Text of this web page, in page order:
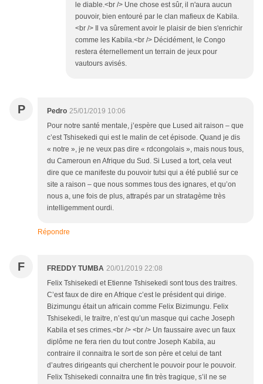
le diable.<br /> Une chose est sûr, il n'aura aucun
pouvoir, bien entouré par le clan mafieux de Kabila.
<br /> Il va sûrement avoir le plaisir de bien s'enrichir
comme les Kabila.<br /> Décidément, le Congo
restera éternellement un terrain de jeux pour
vautours avisés.
P Pedro 25/01/2019 10:06
Pour notre santé mentale, j’espère que Lused ait raison – que
c’est Tshisekedi qui est le malin de cet épisode. Quand je dis
« notre », je ne veux pas dire « rdcongolais », mais nous tous,
du Cameroun en Afrique du Sud. Si Lused a tort, cela veut
dire que ce manifeste du pouvoir tutsi qui a été publié sur ce
site a raison – que nous sommes tous des ignares, et qu’on
nous a, une fois de plus, attrapés par un stratagème très
intelligemment ourdi.
Répondre
F FREDDY TUMBA 20/01/2019 22:08
Felix Tshisekedi et Etienne Tshisekedi sont tous des traitres.
C’est faux de dire en Afrique c’est le président qui dirige.
Bizimungu était un africain comme Felix Bizimungu. Felix
Tshisekedi, le traitre, n’est qu’un masque qui cache Joseph
Kabila et ses crimes.<br /> <br /> Un faussaire avec un faux
diplôme ne fera rien du tout contre Joseph Kabila, au
contraire il connaitra le sort de son père et celui de tant
d’autres dirigeants qui cherchent le pouvoir pour le pouvoir.
Felix Tshisekedi connaitra une fin très tragique, s’il ne se